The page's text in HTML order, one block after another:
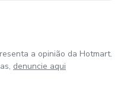
a opinião da Hotmart.
denuncie aqui